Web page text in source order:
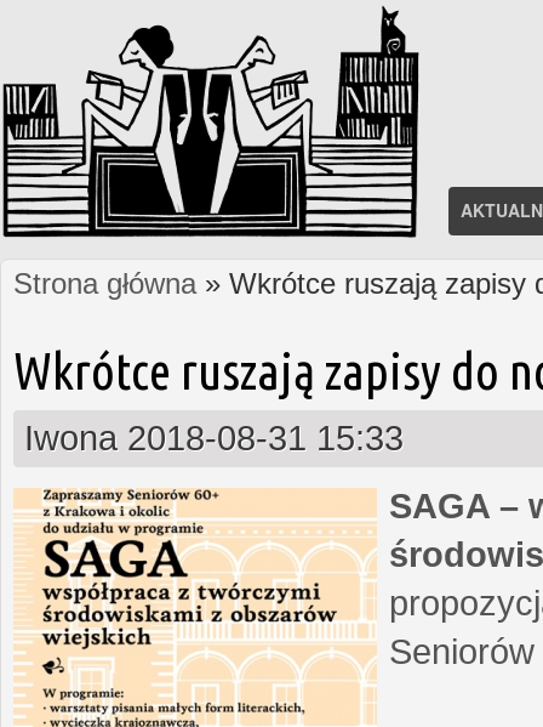
Jesteś tutaj
Strona główna» Wkrótce ruszają zapisy
Wkrótce ruszają zapisy do
Iwona 2018-08-31 15:33
SAGA –